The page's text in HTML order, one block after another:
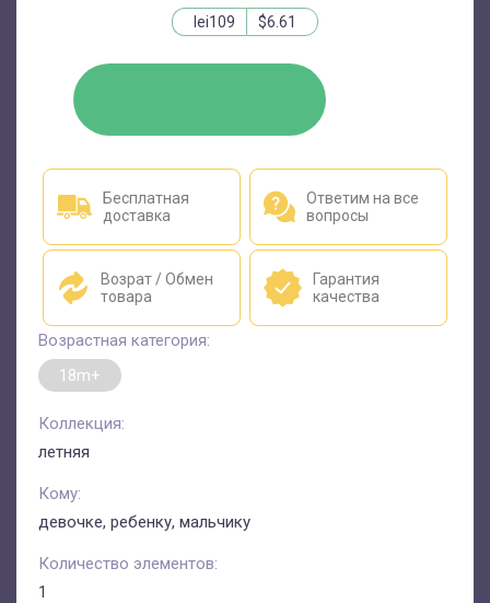
lei109 $6.61
Бесплатная
доставка
Ответим на все
вопросы
Возрат / Обмен
товара
Гарантия
качества
Возрастная категория:
18m+
Коллекция:
летняя
Кому:
девочке, ребенку, мальчику
Количество элементов:
1